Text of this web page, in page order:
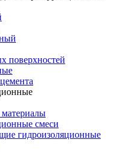
поверхностей
смеси
гидроизоляционные